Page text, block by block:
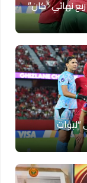
نهائي “كان”
“لبؤات